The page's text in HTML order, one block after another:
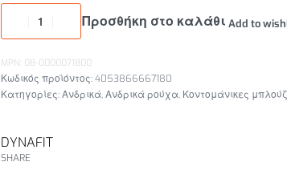
Προσθήκη στο καλάθι Add to
MPN: 08-0000071800
4053866667180
Κατηγορίες:Ανδρικά,Ανδρικά ρούχα, Κοντομάνικες
DYNAFIT
SHARE